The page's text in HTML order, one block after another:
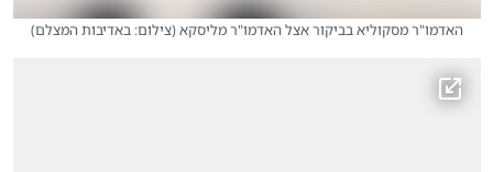
האדמו"ר מסקוליא בביקור אצל האדמו"ר מליסקא(צילום: באדיבות המצלם)